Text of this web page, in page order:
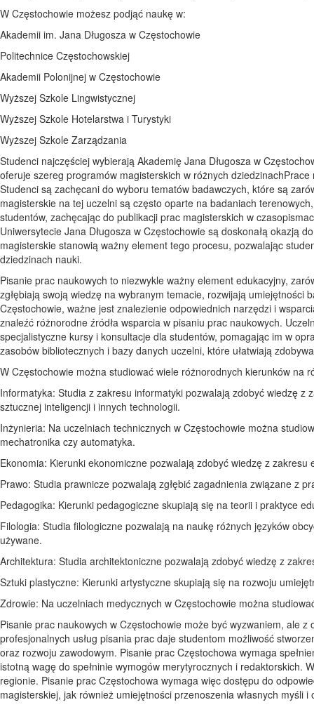
W Częstochowie możesz podjąć naukę w:
Akademii im. Jana Długosza w Częstochowie
Politechnice Częstochowskiej
Akademii Polonijnej w Częstochowie
Wyższej Szkole Lingwistycznej
Wyższej Szkole Hotelarstwa i Turystyki
Wyższej Szkole Zarządzania
Studenci najczęściej wybierają Akademię Jana Długosza w
oferuje szereg programów magisterskich w różnych
Studenci są zachęcani do wyboru tematów badawczych, które są
magisterskie na tej uczelni są często oparte na badaniach
studentów, zachęcając do publikacji prac magisterskich w
Uniwersytecie Jana Długosza w Częstochowie są doskonałą okazją
magisterskie stanowią ważny element tego procesu, pozwalając
dziedzinach nauki.
Pisanie prac naukowych to niezwykle ważny element edukacyjny,
zgłębiają swoją wiedzę na wybranym temacie, rozwijają
Częstochowie, ważne jest znalezienie odpowiednich narzędzi i
znaleźć różnorodne źródła wsparcia w pisaniu prac naukowych.
specjalistyczne kursy i konsultacje dla studentów, pomagając im w
zasobów bibliotecznych i bazy danych uczelni, które ułatwiają
W Częstochowie można studiować wiele różnorodnych kierunków
Informatyka: Studia z zakresu informatyki pozwalają zdobyć wiedzę
sztucznej inteligencji i innych technologii.
Inżynieria: Na uczelniach technicznych w Częstochowie można
mechatronika czy automatyka.
Ekonomia: Kierunki ekonomiczne pozwalają zdobyć wiedzę z
Prawo: Studia prawnicze pozwalają zgłębić zagadnienia związane z
Pedagogika: Kierunki pedagogiczne skupiają się na teorii i praktyce
Filologia: Studia filologiczne pozwalają na naukę różnych języków
używane.
Architektura: Studia architektoniczne pozwalają zdobyć wiedzę z
Sztuki plastyczne: Kierunki artystyczne skupiają się na rozwoju
Zdrowie: Na uczelniach medycznych w Częstochowie można
Pisanie prac naukowych w Częstochowie może być wyzwaniem, ale
profesjonalnych usług pisania prac daje studentom możliwość
oraz rozwoju zawodowym. Pisanie prac Częstochowa wymaga
istotną wagę do spełninie wymogów merytyrocznych i redaktorskich.
regionie. Pisanie prac Częstochowa wymaga więc dostępu do
magisterskiej, jak również umiejętności przenoszenia własnych myśli